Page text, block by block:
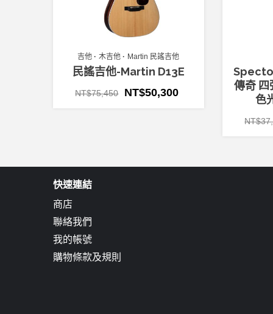
吉他 木吉他 Martin 民謠吉他
民謠吉他-Martin D13E
NT$75,450 NT$50,300
傳奇 四
色
NT$
快速連結
商店
聯絡我們
我的帳號
購物條款及規則